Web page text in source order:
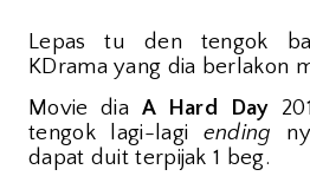
Lepas tu den tengok
KDrama yang dia berlakon
Movie dia A Hard Day
tengok lagi-lagi ending
dapat duit terpijak 1 beg.